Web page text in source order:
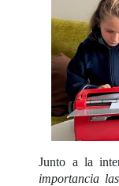
Junto a la
importancia